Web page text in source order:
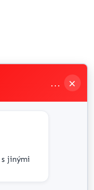
… ×
jinými